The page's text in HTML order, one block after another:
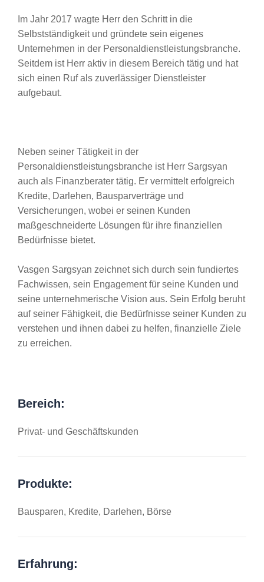
Im Jahr 2017 wagte Herr den Schritt in die
Selbstständigkeit und gründete sein eigenes
Unternehmen in der Personaldienstleistungsbranche.
Seitdem ist Herr aktiv in diesem Bereich tätig und hat
sich einen Ruf als zuverlässiger Dienstleister
aufgebaut.
Neben seiner Tätigkeit in der
Personaldienstleistungsbranche ist Herr Sargsyan
auch als Finanzberater tätig. Er vermittelt erfolgreich
Kredite, Darlehen, Bausparverträge und
Versicherungen, wobei er seinen Kunden
maßgeschneiderte Lösungen für ihre finanziellen
Bedürfnisse bietet.
Vasgen Sargsyan zeichnet sich durch sein fundiertes
Fachwissen, sein Engagement für seine Kunden und
seine unternehmerische Vision aus. Sein Erfolg beruht
auf seiner Fähigkeit, die Bedürfnisse seiner Kunden zu
verstehen und ihnen dabei zu helfen, finanzielle Ziele
zu erreichen.
Bereich:
Privat- und Geschäftskunden
Produkte:
Bausparen, Kredite, Darlehen, Börse
Erfahrung: